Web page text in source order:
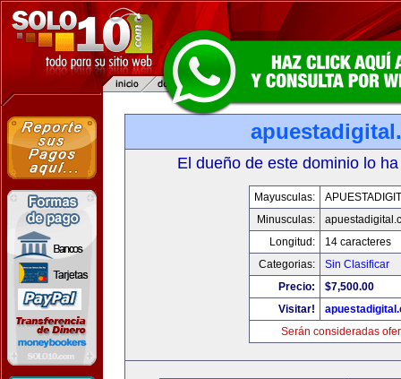
El dueño de este dominio lo
Mayusculas:
Minusculas:
Longitud:
14 caracteres
Categorias:
Sin Clasificar
Precio:
$7,500.00
Visitar!
Serán consideradas